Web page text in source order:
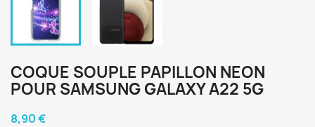
COQUE SOUPLE PAPILLON NEON
POUR SAMSUNG GALAXY A22 5G
8,90 €